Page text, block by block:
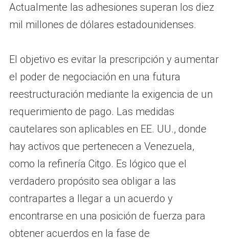
Actualmente las adhesiones superan los diez
mil millones de dólares estadounidenses.
El objetivo es evitar la prescripción y aumentar
el poder de negociación en una futura
reestructuración mediante la exigencia de un
requerimiento de pago. Las medidas
cautelares son aplicables en EE. UU., donde
hay activos que pertenecen a Venezuela,
como la refinería Citgo. Es lógico que el
verdadero propósito sea obligar a las
contrapartes a llegar a un acuerdo y
encontrarse en una posición de fuerza para
obtener acuerdos en la fase de